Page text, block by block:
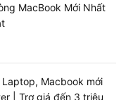
16GB RAM là mức
Photoshop hay
xử lý file nặng. Trong
khung hình ổn định,
các bản đồ rộng lớn
MacBook Mới Nhất
Macbook mới
| Trợ giá đến 3 triệu